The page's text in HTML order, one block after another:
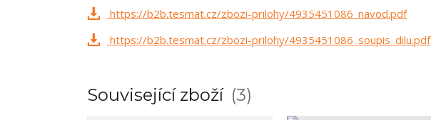
https://b2b.tesmat.cz/zbozi-prilohy/4935451086_navod.pdf
https://b2b.tesmat.cz/zbozi-prilohy/4935451086_soupis_dilu.pdf
Související zboží 3